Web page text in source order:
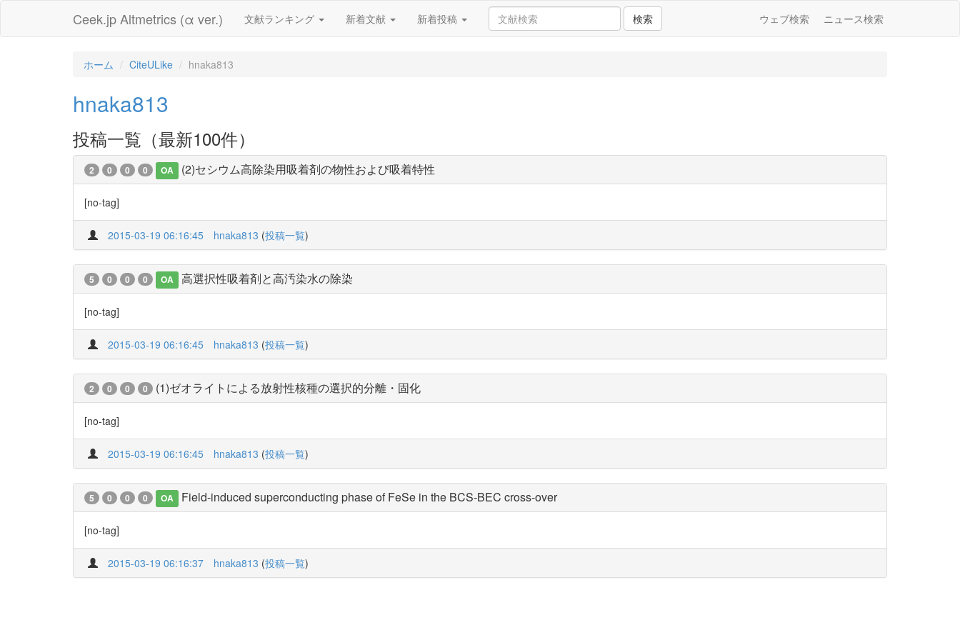
Ceek.jp Altmetrics (α ver.) 文献ランキング 新着文献 新着投稿 検索 ウェブ検索 ニュース検索
ホーム CiteULike hnaka813
hnaka813
投稿一覧（最新100件）
2 0 0 0 OA (2)セシウム高除染用吸着剤の物性および吸着特性
[no-tag]
2015-03-19 06:16:45 hnaka813 (投稿一覧)
5 0 0 0 OA 高選択性吸着剤と高汚染水の除染
[no-tag]
2015-03-19 06:16:45 hnaka813 (投稿一覧)
2 0 0 0 (1)ゼオライトによる放射性核種の選択的分離・固化
[no-tag]
2015-03-19 06:16:45 hnaka813 (投稿一覧)
5 0 0 0 OA Field-induced superconducting phase of FeSe in the BCS-BEC cross-over
[no-tag]
2015-03-19 06:16:37 hnaka813 (投稿一覧)